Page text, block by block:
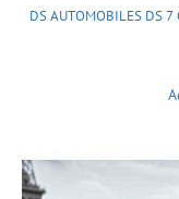
DS AUTOMOBILES DS